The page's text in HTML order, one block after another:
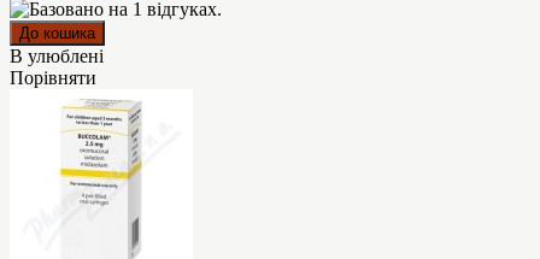
В улюблені
Порівняти